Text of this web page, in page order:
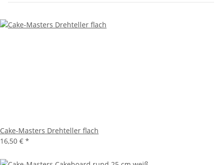
Cake-Masters Drehteller flach
16,50 € *